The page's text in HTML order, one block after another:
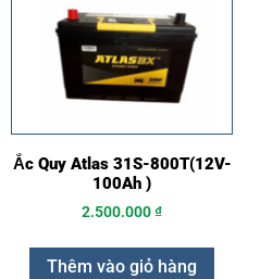
Ắc Quy Atlas 31S-800T(12V-
100Ah )
2.500.000₫
Thêm vào giỏ hàng